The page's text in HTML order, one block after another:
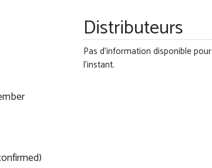
Distributeurs
Pas d'information disponible pour
l'instant.